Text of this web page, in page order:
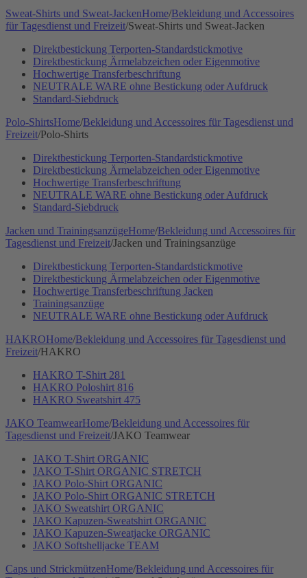
Sweat-Shirts und Sweat-JackenHome/Bekleidung und Accessoires
für Tagesdienst und Freizeit/Sweat-Shirts und Sweat-Jacken
Direktbestickung Terporten-Standardstickmotive
Direktbestickung Ärmelabzeichen oder Eigenmotive
Hochwertige Transferbeschriftung
NEUTRALE WARE ohne Bestickung oder Aufdruck
Standard-Siebdruck
Polo-ShirtsHome/Bekleidung und Accessoires für Tagesdienst und
Freizeit/Polo-Shirts
Direktbestickung Terporten-Standardstickmotive
Direktbestickung Ärmelabzeichen oder Eigenmotive
Hochwertige Transferbeschriftung
NEUTRALE WARE ohne Bestickung oder Aufdruck
Standard-Siebdruck
Jacken und TrainingsanzügeHome/Bekleidung und Accessoires für
Tagesdienst und Freizeit/Jacken und Trainingsanzüge
Direktbestickung Terporten-Standardstickmotive
Direktbestickung Ärmelabzeichen oder Eigenmotive
Hochwertige Transferbeschriftung Jacken
Trainingsanzüge
NEUTRALE WARE ohne Bestickung oder Aufdruck
HAKROHome/Bekleidung und Accessoires für Tagesdienst und
Freizeit/HAKRO
HAKRO T-Shirt 281
HAKRO Poloshirt 816
HAKRO Sweatshirt 475
JAKO TeamwearHome/Bekleidung und Accessoires für
Tagesdienst und Freizeit/JAKO Teamwear
JAKO T-Shirt ORGANIC
JAKO T-Shirt ORGANIC STRETCH
JAKO Polo-Shirt ORGANIC
JAKO Polo-Shirt ORGANIC STRETCH
JAKO Sweatshirt ORGANIC
JAKO Kapuzen-Sweatshirt ORGANIC
JAKO Kapuzen-Sweatjacke ORGANIC
JAKO Softshelljacke TEAM
Caps und StrickmützenHome/Bekleidung und Accessoires für